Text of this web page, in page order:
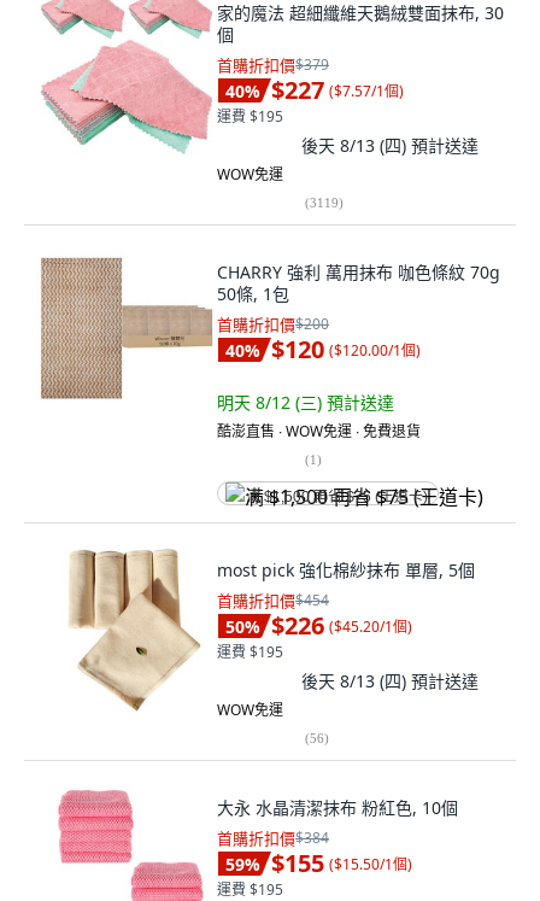
家的魔法 超細纖維天鵝絨雙面抹布, 30
個
首購折扣價$379
40% $227 ($7.57/1個)
運費 $195
後天 8/13 (四) 預計送達
WOW免運
(3119)
CHARRY 強利 萬用抹布 咖色條紋 70g
50條, 1包
首購折扣價$200
40% $120 ($120.00/1個)
明天 8/12 (三) 預計送達
酷澎直售 ∙ WOW免運 ∙ 免費退貨
(1)
满 $1,500 再省 $75 (王道卡)
most pick 強化棉紗抹布 單層, 5個
首購折扣價$454
50% $226 ($45.20/1個)
運費 $195
後天 8/13 (四) 預計送達
WOW免運
(56)
大永 水晶清潔抹布 粉紅色, 10個
首購折扣價$384
59% $155 ($15.50/1個)
運費 $195